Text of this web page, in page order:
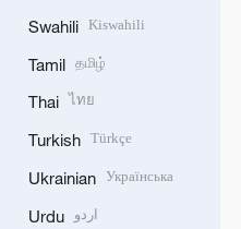
Swahili Kiswahili
Tamil தமிழ்
Thai ไทย
Turkish Türkçe
Ukrainian Українська
Urdu اردو